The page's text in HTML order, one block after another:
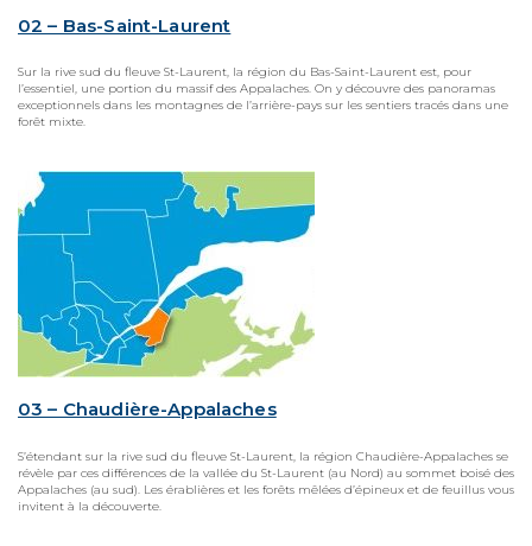
02 – Bas-Saint-Laurent
Sur la rive sud du fleuve St-Laurent, la région du Bas-Saint-Laurent est, pour
l’essentiel, une portion du massif des Appalaches. On y découvre des panoramas
exceptionnels dans les montagnes de l’arrière-pays sur les sentiers tracés dans une
forêt mixte.
03 – Chaudière-Appalaches
S’étendant sur la rive sud du fleuve St-Laurent, la région Chaudière-Appalaches se
révèle par ces différences de la vallée du St-Laurent (au Nord) au sommet boisé des
Appalaches (au sud). Les érablières et les forêts mêlées d’épineux et de feuillus vous
invitent à la découverte.